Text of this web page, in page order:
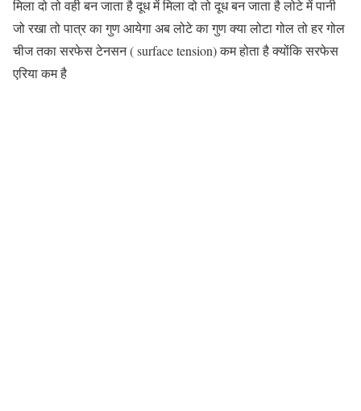
मिला दो तो वही बन जाता है दूध में मिला दो तो दूध बन जाता है लोटे में पानी
जो रखा तो पात्र का गुण आयेगा अब लोटे का गुण क्या लोटा गोल तो हर गोल
चीज तका सरफेस टेनसन ( surface tension) कम होता है क्योंकि सरफेस
एरिया कम है